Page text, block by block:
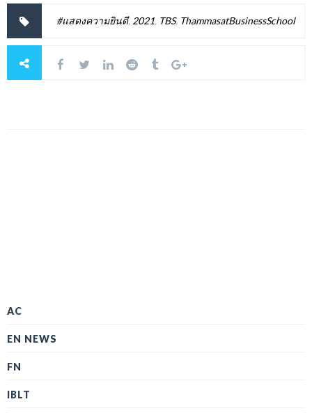
#แสดงความยินดี, 2021, TBS, ThammasatBusinessSchool
AC
EN NEWS
FN
IBLT